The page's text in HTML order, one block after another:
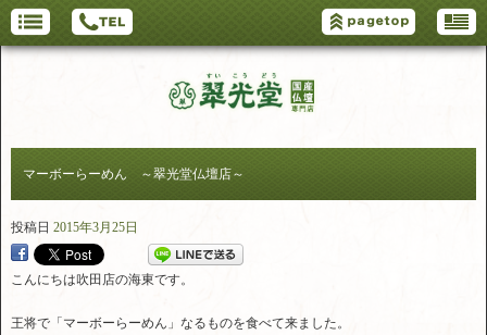
マーボーらーめん ～翠光堂仏壇店～
投稿日 2015年3月25日
こんにちは吹田店の海東です。
王将で「マーボーらーめん」なるものを食べて来ました。